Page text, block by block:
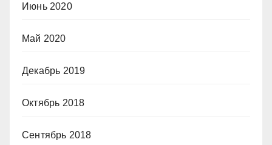
Июнь 2020
Май 2020
Декабрь 2019
Октябрь 2018
Сентябрь 2018